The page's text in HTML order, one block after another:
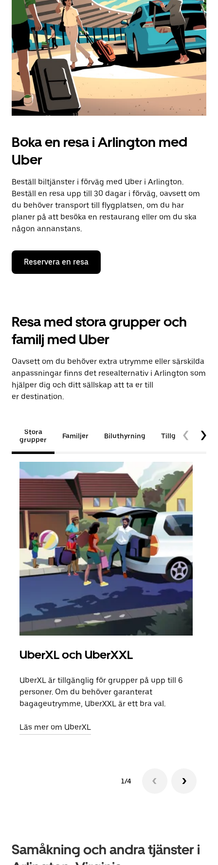
Boka en resa i Arlington med
Uber
Beställ biltjänster i förväg med Uber i Arlington.
Beställ en resa upp till 30 dagar i förväg, oavsett om
du behöver transport till flygplatsen, om du har
planer på att besöka en restaurang eller om du ska
någon annanstans.
Reservera en resa
Resa med stora grupper och
familj med Uber
Oavsett om du behöver extra utrymme eller särskilda
anpassningar finns det resealternativ i Arlington som
hjälper dig och ditt sällskap att ta er till
er destination.
Stora
grupper
Familjer Biluthyrning Tillgänglighet
UberXL och UberXXL
UberXL är tillgänglig för grupper på upp till 6
personer. Om du behöver garanterat
bagageutrymme, UberXXL är ett bra val.
Läs mer om UberXL
1/4
Samåkning och andra tjänster i